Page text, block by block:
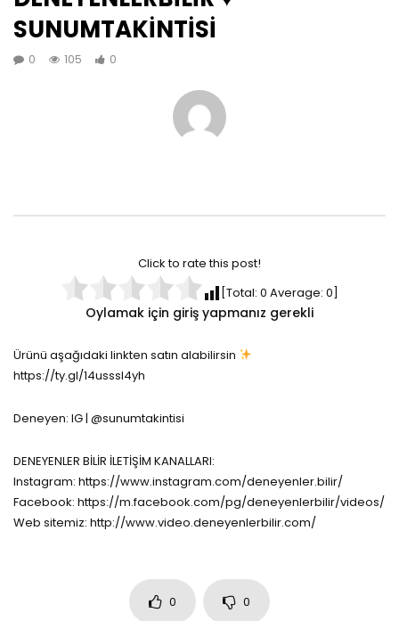
SUNUMTAKİNTİSİ
0 105 0
Click to rate this post!
[Total: 0 Average: 0]
Oylamak için giriş yapmanız gerekli
Ürünü aşağıdaki linkten satın alabilirsin
https://ty.gl/14usssl4yh
Deneyen: IG | @sunumtakintisi
DENEYENLER BİLİR İLETİŞİM KANALLARI:
Instagram: https://www.instagram.com/deneyenler.bilir/
Facebook: https://m.facebook.com/pg/deneyenlerbilir/videos/
Web sitemiz: http://www.video.deneyenlerbilir.com/
0 0